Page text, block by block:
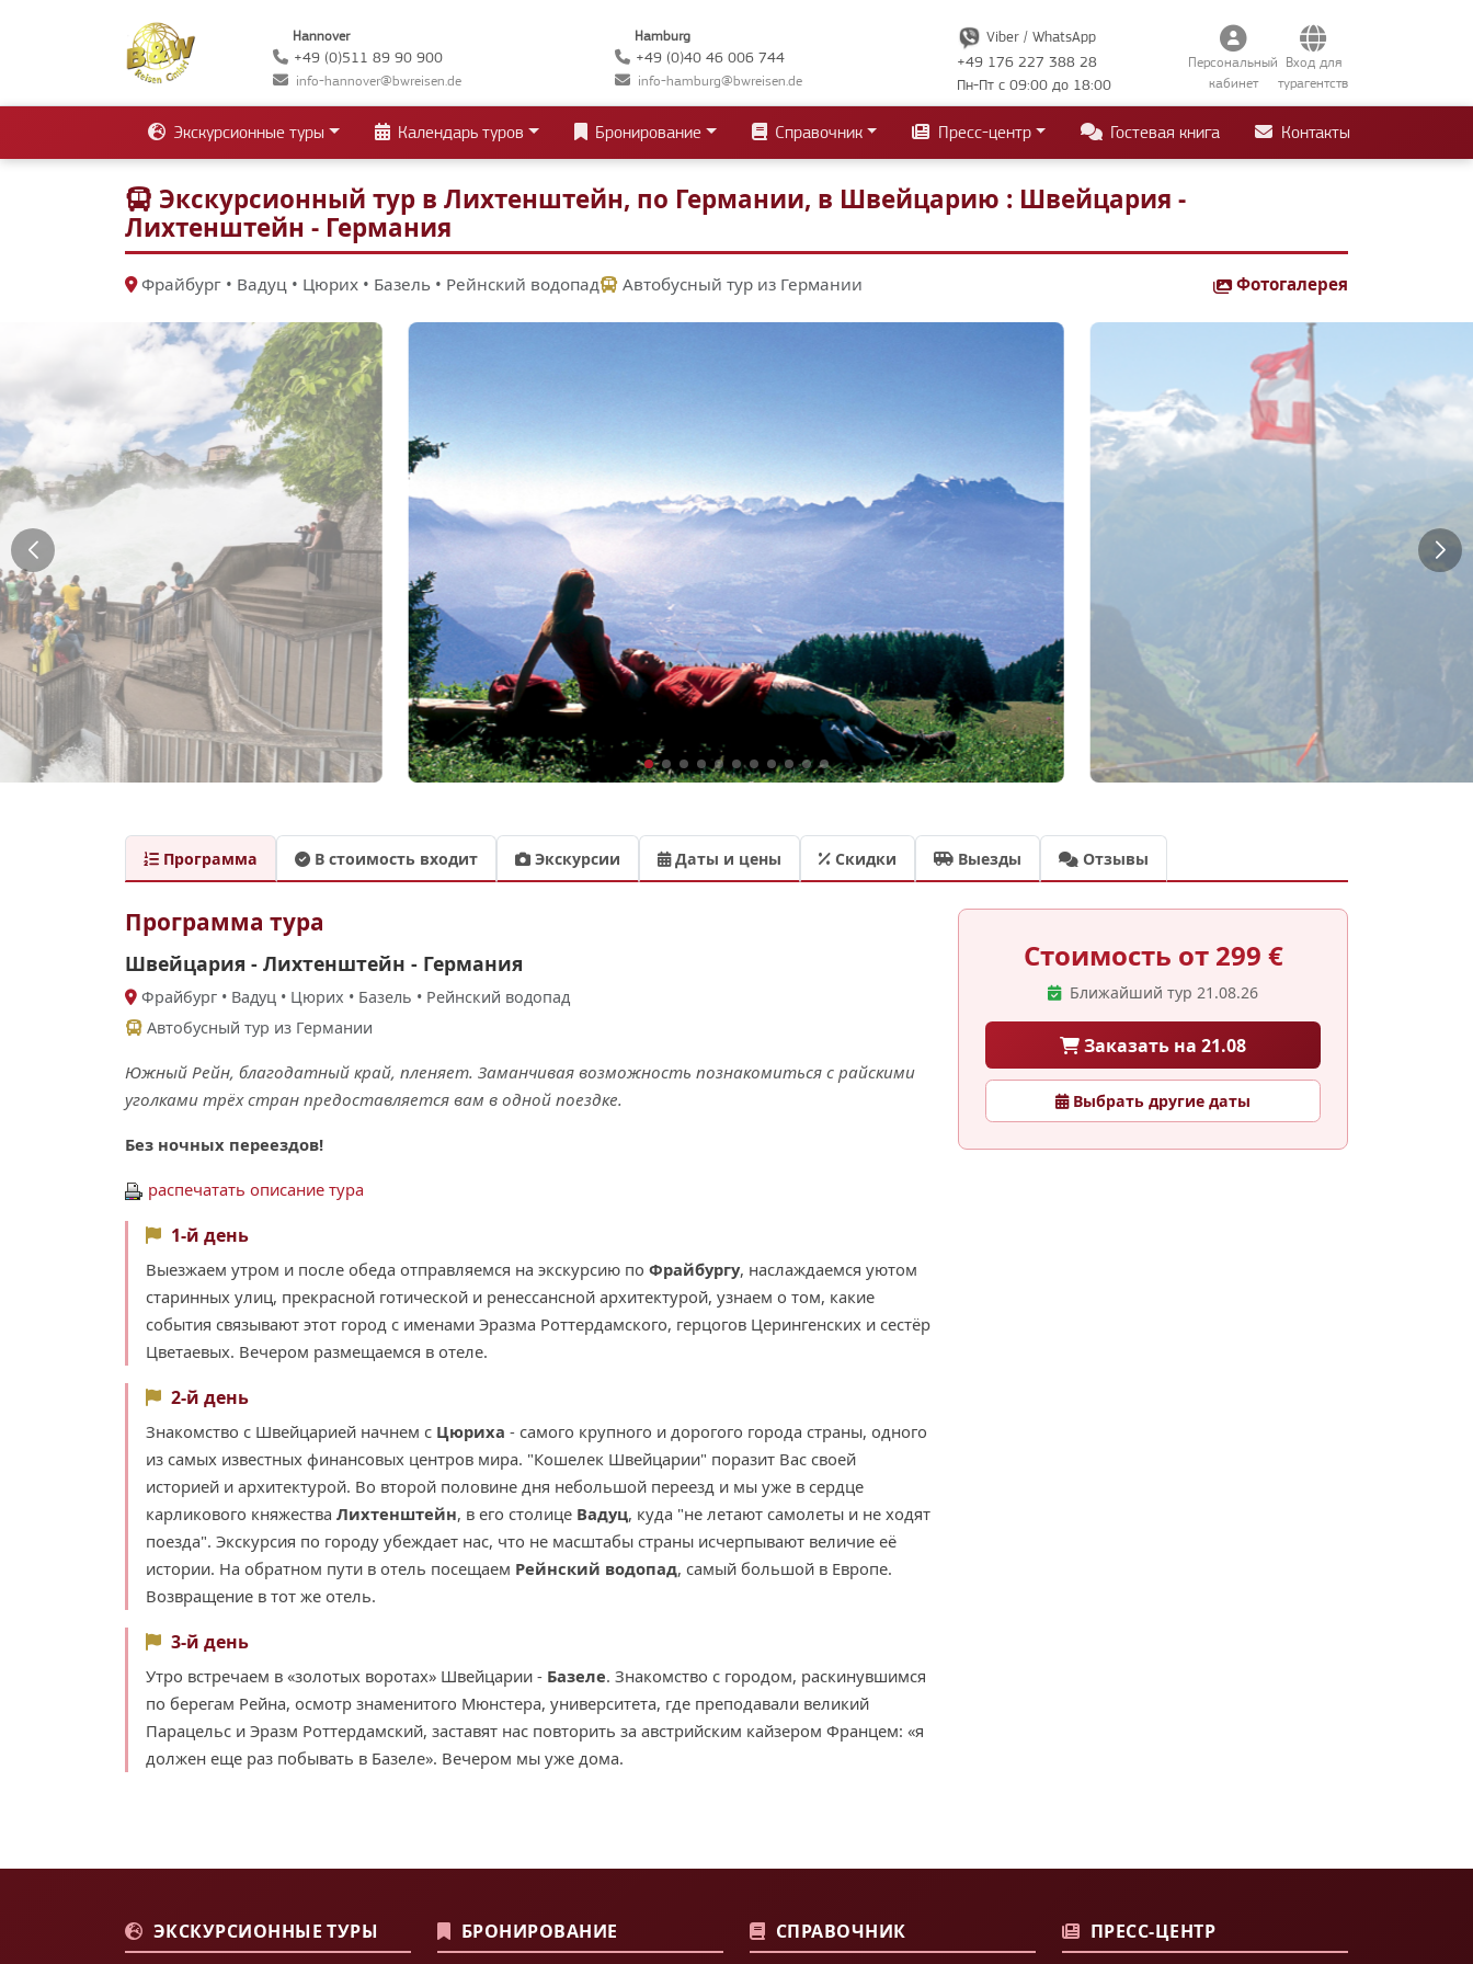
Hannover
+49 (0)511 89 90 900
info-hannover@bwreisen.de
Hamburg
+49 (0)40 46 006 744
info-hamburg@bwreisen.de
Viber / WhatsApp
+49 176 227 388 28
Пн-Пт с 09:00 до 18:00
Персональный
кабинет
Вход для
турагентств
Экскурсионные туры Календарь туров Бронирование Справочник Пресс-центр Гостевая книга Контакты
Экскурсионный тур в Лихтенштейн, по Германии, в Швейцарию : Швейцария -
Лихтенштейн - Германия
Фрайбург • Вадуц • Цюрих • Базель • Рейнский водопад Автобусный тур из Германии Фотогалерея
Программа В стоимость входит Экскурсии Даты и цены Скидки Выезды Отзывы
Программа тура
Швейцария - Лихтенштейн - Германия
Фрайбург • Вадуц • Цюрих • Базель • Рейнский водопад
Автобусный тур из Германии
Южный Рейн, благодатный край, пленяет. Заманчивая возможность познакомиться с райскими
уголками трёх стран предоставляется вам в одной поездке.
Без ночных переездов!
распечатать описание тура
1-й день
Выезжаем утром и после обеда отправляемся на экскурсию по Фрайбургу, наслаждаемся уютом
старинных улиц, прекрасной готической и ренессансной архитектурой, узнаем о том, какие
события связывают этот город с именами Эразма Роттердамского, герцогов Церингенских и сестёр
Цветаевых. Вечером размещаемся в отеле.
2-й день
Знакомство с Швейцарией начнем с Цюриха - самого крупного и дорогого города страны, одного
из самых известных финансовых центров мира. "Кошелек Швейцарии" поразит Вас своей
историей и архитектурой. Во второй половине дня небольшой переезд и мы уже в сердце
карликового княжества Лихтенштейн, в его столице Вадуц, куда "не летают самолеты и не ходят
поезда". Экскурсия по городу убеждает нас, что не масштабы страны исчерпывают величие её
истории. На обратном пути в отель посещаем Рейнский водопад, самый большой в Европе.
Возвращение в тот же отель.
3-й день
Утро встречаем в «золотых воротах» Швейцарии - Базеле. Знакомство с городом, раскинувшимся
по берегам Рейна, осмотр знаменитого Мюнстера, университета, где преподавали великий
Парацельс и Эразм Роттердамский, заставят нас повторить за австрийским кайзером Францем: «я
должен еще раз побывать в Базеле». Вечером мы уже дома.
Стоимость от 299 €
Ближайший тур 21.08.26
Заказать на 21.08
Выбрать другие даты
ЭКСКУРСИОННЫЕ ТУРЫ БРОНИРОВАНИЕ СПРАВОЧНИК ПРЕСС-ЦЕНТР